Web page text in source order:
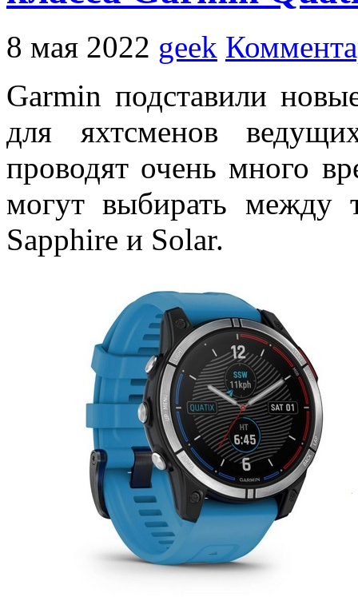
8 мая 2022 geek
Garmin подставили
для яхтсменов
проводят очень много
могут выбирать между
Sapphire и Solar.